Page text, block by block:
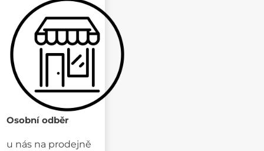
Osobní odběr
u nás na prodejně